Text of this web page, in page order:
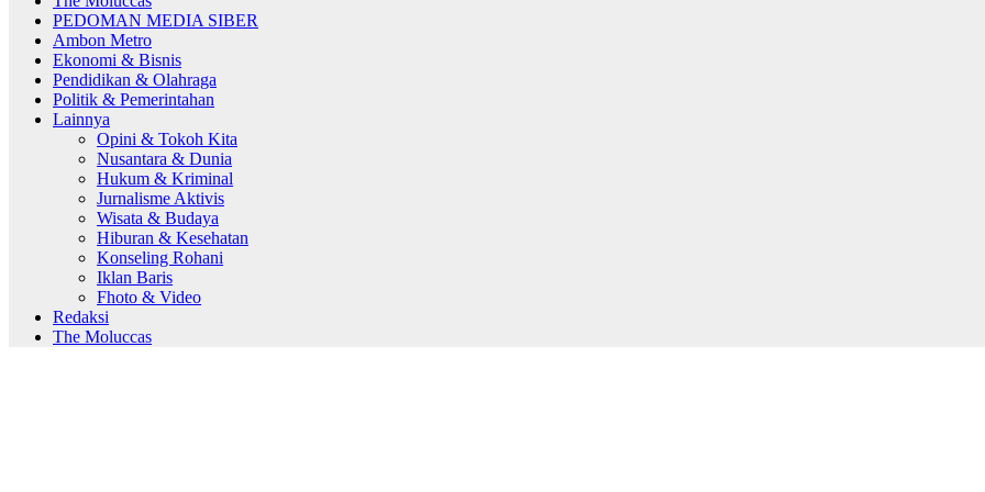
PEDOMAN MEDIA SIBER
Ambon Metro
Ekonomi & Bisnis
Pendidikan & Olahraga
Politik & Pemerintahan
Lainnya
Opini & Tokoh Kita
Nusantara & Dunia
Hukum & Kriminal
Jurnalisme Aktivis
Wisata & Budaya
Hiburan & Kesehatan
Konseling Rohani
Iklan Baris
Fhoto & Video
Redaksi
The Moluccas